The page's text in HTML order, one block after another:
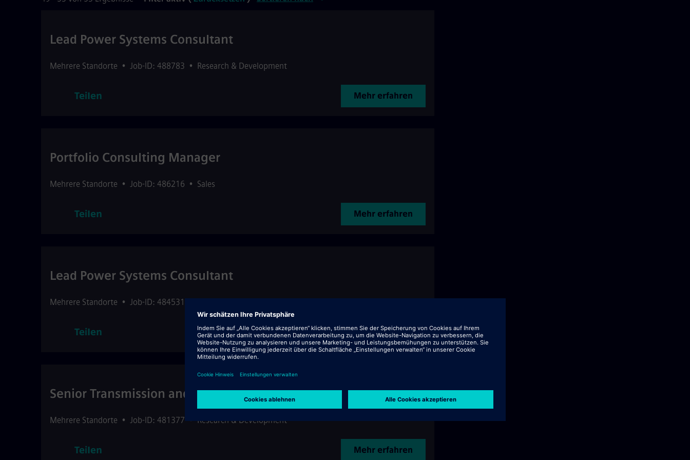
Lead Power Systems Consultant
Mehrere Standorte • Job-ID: 488783 • Research & Development
Teilen Mehr erfahren
Portfolio Consulting Manager
Mehrere Standorte • Job-ID: 486216 • Sales
Teilen Mehr erfahren
Lead Power Systems Consultant
Mehrere Standorte • Job-ID: 484531
Teilen Mehr erfahren
Senior Transmission and Distribution Valuation Consultant
Mehrere Standorte • Job-ID: 481377 • Research & Development
Teilen Mehr erfahren